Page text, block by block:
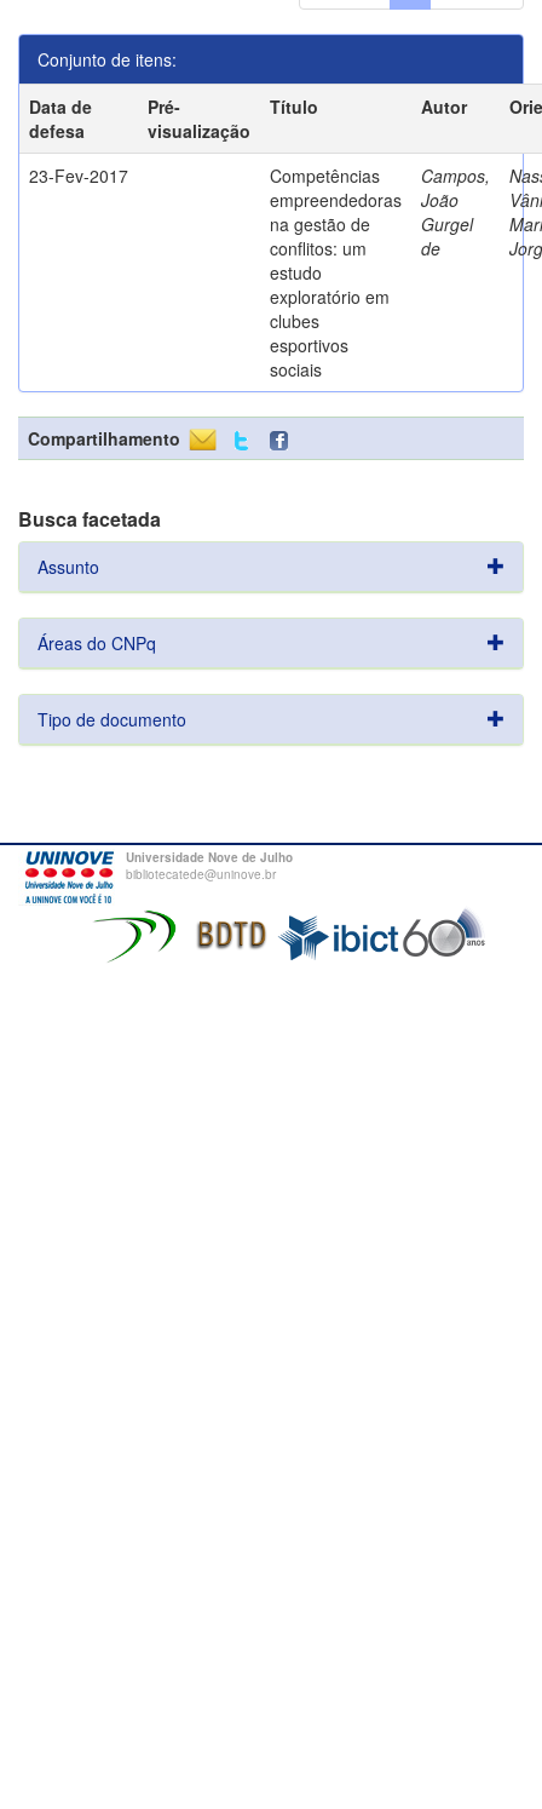
Conjunto de itens:
Data de
defesa
Pré-
visualização
Título Autor
23-Fev-2017
Competências
empreendedoras
na gestão de
conflitos: um
estudo
exploratório em
clubes
esportivos
sociais
Campos,
João
Gurgel
de
Compartilhamento
Busca facetada
Assunto
Áreas do CNPq
Tipo de documento
Universidade Nove de Julho
bibliotecatede@uninove.br